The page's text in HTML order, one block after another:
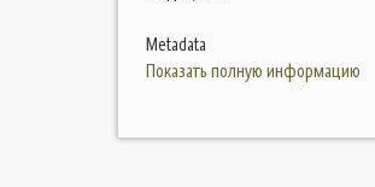
Metadata
Показать полную информацию